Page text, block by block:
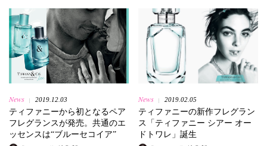
News 2019.12.03
ティファニーから初となるペア
フレグランスが発売。共通のエ
ッセンスは“ブルーセコイア”
News 2019.02.05
ティファニーの新作フレグラン
ス「ティファニー シアー オー
ドトワレ」誕生